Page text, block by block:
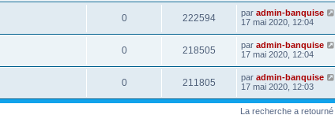
0 222594 par admin-banquise
17 mai 2020, 12:04
0 218505 par admin-banquise
17 mai 2020, 12:04
0 211805 par admin-banquise
17 mai 2020, 12:03
La recherche a